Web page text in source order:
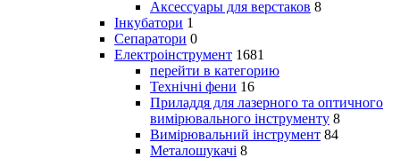
Аксессуары для верстаков 8
Інкубатори 1
Сепаратори 0
Електроінструмент 1681
перейти в категорию
Технічні фени 16
Приладдя для лазерного та оптичного
вимірювального інструменту 8
Вимірювальний інструмент 84
Металошукачі 8